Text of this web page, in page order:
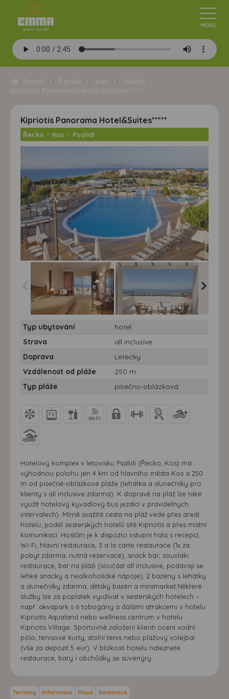
Kipriotis Panorama Hotel&Suites*****
Řecko > Kos > Psalidi
Hotel&Suites*****
Hotel&Suites*****
Typ ubytování
hotel
Strava
all inclusive
Doprava
Letecky
Vzdálenost od pláže
250 m
Typ pláže
písečno-oblázková
Hotelový komplex v letovisku Psalidi (Řecko, Kos) má
výhodnou polohu jen 4 km od hlavního města Kos a 250
m od písečně-oblázkové pláže (lehátka a slunečníky pro
klienty s all inclusive zdarma). K dopravě na pláž lze také
využít hotelový kyvadlový bus jezdící v pravidelných
intervalech). Mírně svažitá cesta na pláž vede přes areál
hotelu, podél sesterských hotelů sítě Kipriotis a přes místní
komunikaci. Hostům je k dispozici vstupní hala s recepcí,
Wi-Fi, hlavní restaurace, 3 a la carte restaurace (1x za
pobyt zdarma, nutná rezervace), snack bar, souvlaki
restaurace, bar na pláži (součást all inclusive, podávají se
lehké snacky a nealkoholické nápoje), 2 bazény s lehátky
a slunečníky zdarma, dětský bazén a minimarket.Některé
služby lze za poplatek využívat v sesterských hotelech –
např. akvapark s 6 tobogány a dalšími atrakcemi v hotelu
Kipriotis Aqualand nebo wellness centrum v hotelu
Kipriotis Village. Sportovně založení klienti ocení vodní
pólo, tenisové kurty, stolní tenis nebo plážový volejbal
(vše za depozit 5 eur). V blízkosti hotelu naleznete
restaurace, bary i obchůdky se suvenýry.
Termíny Informace Mapa Destinace